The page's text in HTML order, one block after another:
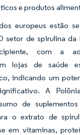
e produtos
europeus estão
setor de spirulina da
com a
lojas de saúde
indicando um
A
de
o extrato de
em vitaminas,